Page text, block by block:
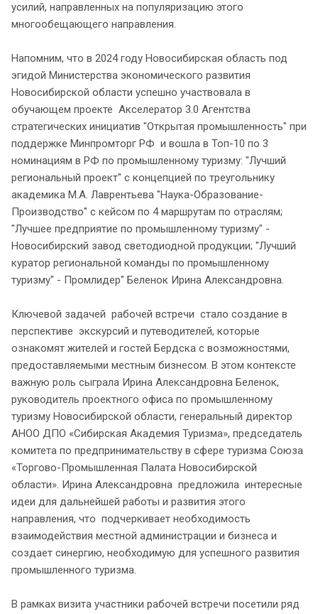
усилий, направленных на популяризацию этого
многообещающего направления.
Напомним, что в 2024 году Новосибирская область под
эгидой Министерства экономического развития
Новосибирской области успешно участвовала в
обучающем проекте Акселератор 3.0 Агентства
стратегических инициатив "Открытая промышленность" при
поддержке Минпромторг РФ и вошла в Топ-10 по 3
номинациям в РФ по промышленному туризму: "Лучший
региональный проект" с концепцией по треугольнику
академика М.А. Лаврентьева "Наука-Образование-
Производство" с кейсом по 4 маршрутам по отраслям;
"Лучшее предприятие по промышленному туризму" -
Новосибирский завод светодиодной продукции; "Лучший
куратор региональной команды по промышленному
туризму" - Промлидер" Беленок Ирина Александровна.
Ключевой задачей рабочей встречи стало создание в
перспективе экскурсий и путеводителей, которые
ознакомят жителей и гостей Бердска с возможностями,
предоставляемыми местным бизнесом. В этом контексте
важную роль сыграла Ирина Александровна Беленок,
руководитель проектного офиса по промышленному
туризму Новосибирской области, генеральный директор
АНОО ДПО «Сибирская Академия Туризма», председатель
комитета по предпринимательству в сфере туризма Союза
«Торгово-Промышленная Палата Новосибирской
области». Ирина Александровна предложила интересные
идеи для дальнейшей работы и развития этого
направления, что подчеркивает необходимость
взаимодействия местной администрации и бизнеса и
создает синергию, необходимую для успешного развития
промышленного туризма.
В рамках визита участники рабочей встречи посетили ряд